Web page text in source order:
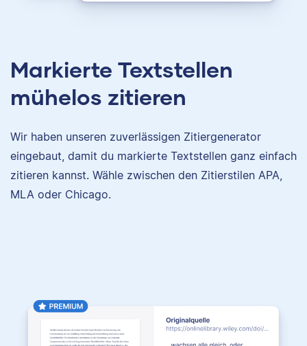
Markierte Textstellen
mühelos zitieren
Wir haben unseren zuverlässigen Zitiergenerator
eingebaut, damit du markierte Textstellen ganz einfach
zitieren kannst. Wähle zwischen den Zitierstilen APA,
MLA oder Chicago.